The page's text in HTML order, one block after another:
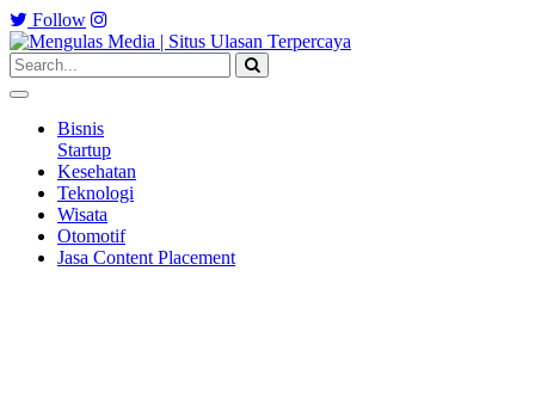
Follow
Bisnis
Startup
Kesehatan
Teknologi
Wisata
Otomotif
Jasa Content Placement